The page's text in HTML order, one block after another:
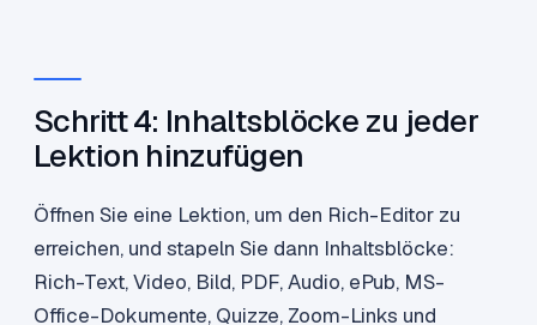
Schritt 4: Inhaltsblöcke zu jeder
Lektion hinzufügen
Öffnen Sie eine Lektion, um den Rich-Editor zu
erreichen, und stapeln Sie dann Inhaltsblöcke:
Rich-Text, Video, Bild, PDF, Audio, ePub, MS-
Office-Dokumente, Quizze, Zoom-Links und